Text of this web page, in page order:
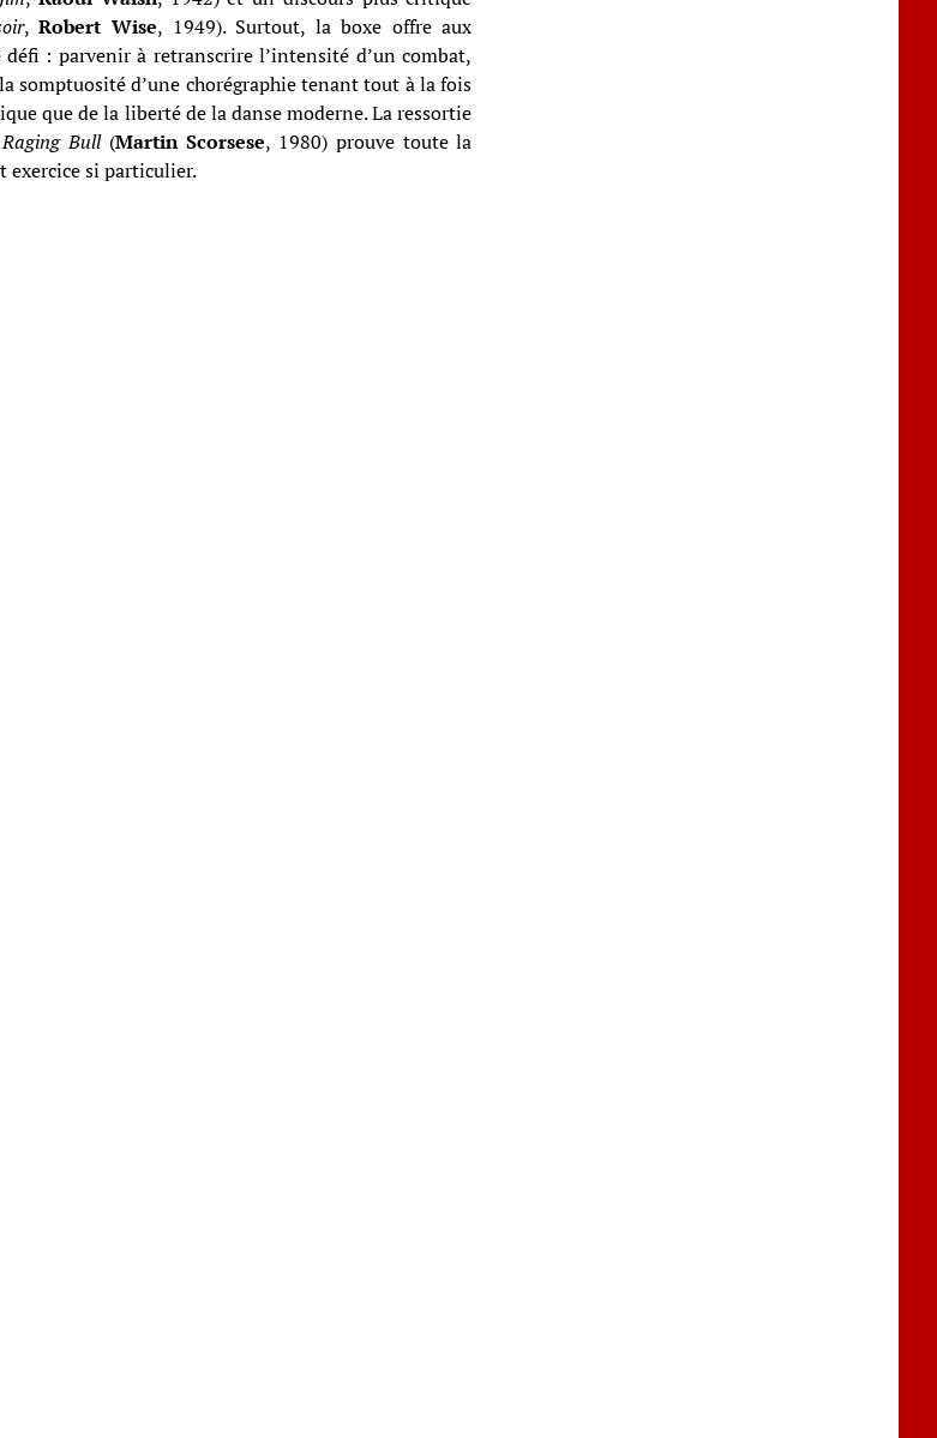
,Robert Wise, 1949). Surtout, la boxe offre aux
: parvenir à retranscrire l’intensité d’un combat,
somptuosité d’une chorégraphie tenant tout à la fois
que de la liberté de la danse moderne. La ressortie
Raging Bull (Martin Scorsese, 1980) prouve toute la
exercice si particulier.